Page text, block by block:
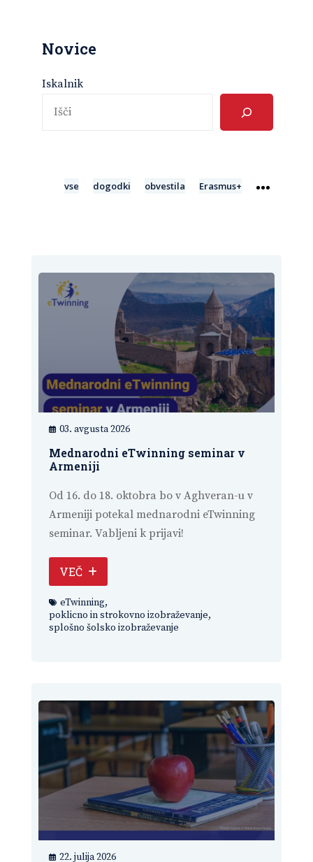
Novice
Iskalnik
vse dogodki obvestila Erasmus+
03. avgusta 2026
Mednarodni eTwinning seminar v
Armeniji
Od 16. do 18. oktobra bo v Aghveran-u v
Armeniji potekal mednarodni eTwinning
seminar. Vabljeni k prijavi!
VEČ
eTwinning,
poklicno in strokovno izobraževanje,
splošno šolsko izobraževanje
22. julija 2026